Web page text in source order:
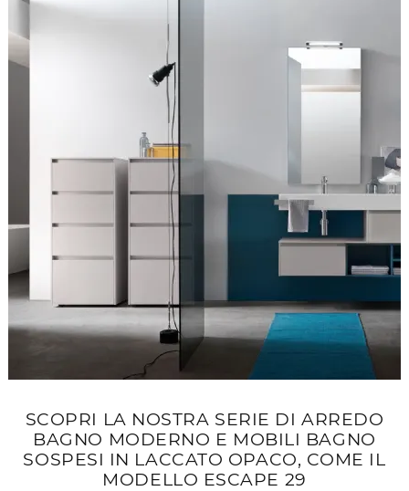
SCOPRI LA NOSTRA SERIE DI ARREDO
BAGNO MODERNO E MOBILI BAGNO
SOSPESI IN LACCATO OPACO, COME IL
MODELLO ESCAPE 29